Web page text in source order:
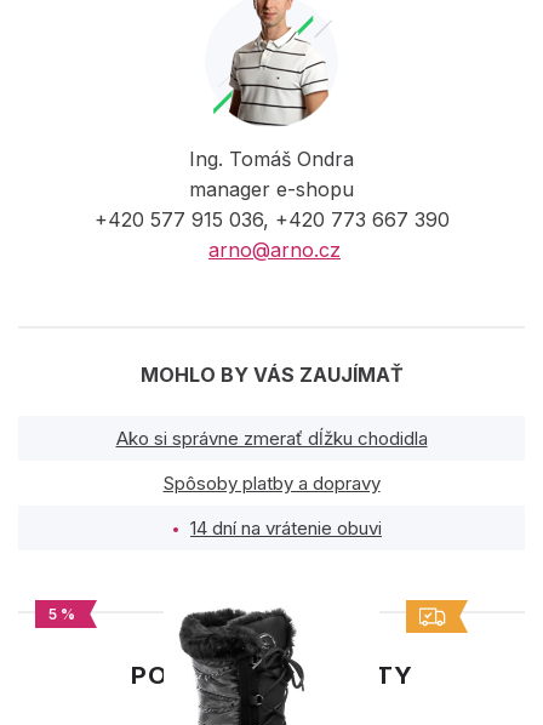
Ing. Tomáš Ondra
manager e-shopu
+420 577 915 036, +420 773 667 390
arno@arno.cz
MOHLO BY VÁS ZAUJÍMAŤ
Ako si správne zmerať dĺžku chodidla
Spôsoby platby a dopravy
14 dní na vrátenie obuvi
PODOBNÉ PRODUKTY
5 %